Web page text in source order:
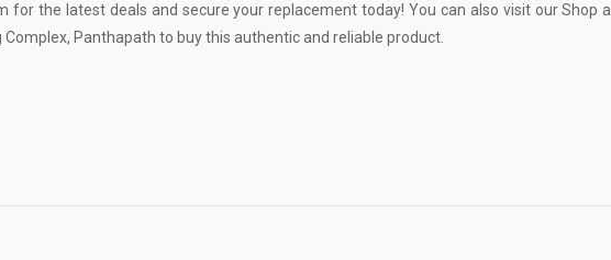
for the latest deals and secure your replacement today! You can also visit our Shop
Panthapath to buy this authentic and reliable product.